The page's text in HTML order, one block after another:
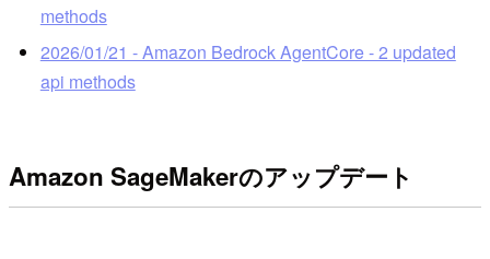
methods
2026/01/21 - Amazon Bedrock AgentCore - 2 updated
api methods
Amazon SageMakerのアップデート